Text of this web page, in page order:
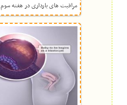
مراقبت های بارداری در هفته سوم